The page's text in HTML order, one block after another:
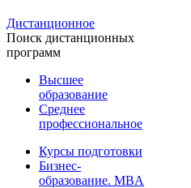
Дистанционное
Поиск дистанционных
программ
Высшее
образование
Среднее
профессиональное
Курсы подготовки
Бизнес-
образование. MBA